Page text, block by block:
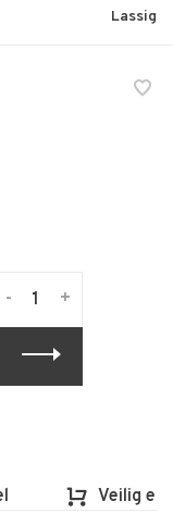
Lassig
+
-
Veilig en